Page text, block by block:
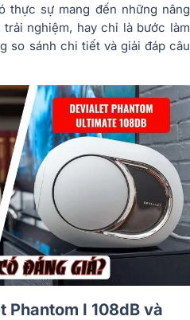
thực sự mang đến những nâng
nghiệm, hay chỉ là bước làm
so sánh chi tiết và giải đáp câu
Phantom I 108dB và